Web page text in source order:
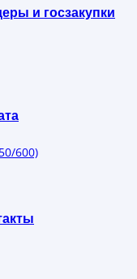
и госзакупки
600)